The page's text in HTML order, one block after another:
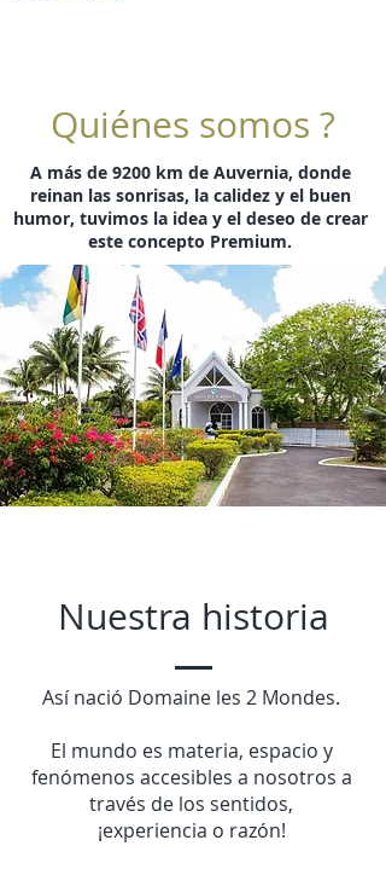
Quiénes somos ?
A más de 9200 km de Auvernia, donde
reinan las sonrisas, la calidez y el buen
humor, tuvimos la idea y el deseo de crear
este concepto Premium.
Nuestra historia
Así nació Domaine les 2 Mondes.
El mundo es materia, espacio y
fenómenos accesibles a nosotros a
través de los sentidos,
¡experiencia o razón!